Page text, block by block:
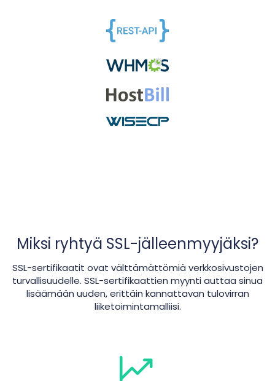
Miksi ryhtyä SSL-jälleenmyyjäksi?
SSL-sertifikaatit ovat välttämättömiä verkkosivustojen
turvallisuudelle. SSL-sertifikaattien myynti auttaa sinua
lisäämään uuden, erittäin kannattavan tulovirran
liiketoimintamalliisi.